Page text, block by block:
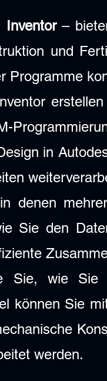
Inventor–
und
Programme
in
denen
Sie den
Sie, wie Sie
können Sie
werden.